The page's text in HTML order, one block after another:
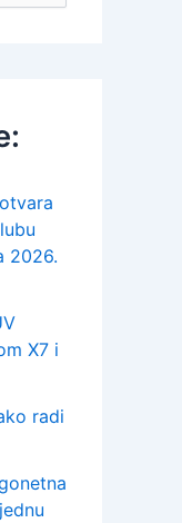
2026.
X7 i
radi